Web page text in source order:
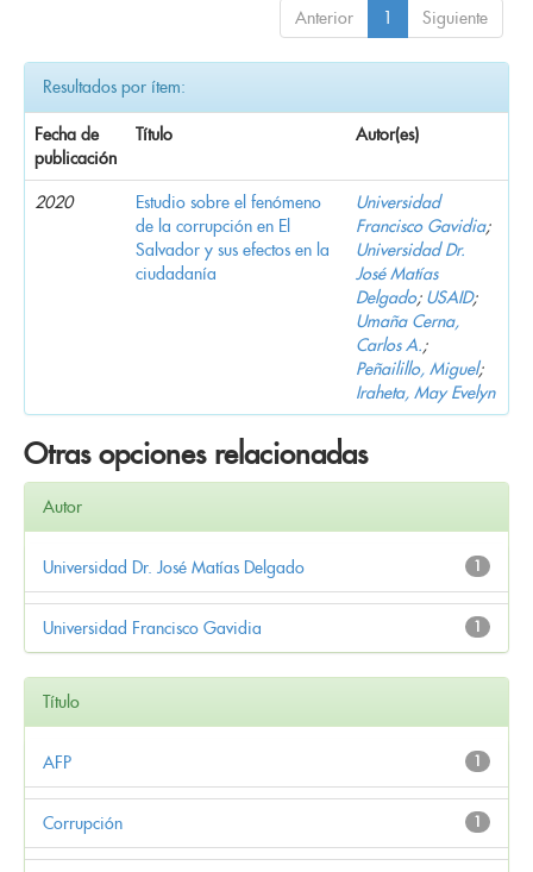
Anterior 1 Siguiente
Resultados por ítem:
Fecha de
publicación
Título Autor(es)
2020
Estudio sobre el fenómeno
de la corrupción en El
Salvador y sus efectos en la
ciudadanía
Universidad
Francisco Gavidia;
Universidad Dr.
José Matías
Delgado; USAID;
Umaña Cerna,
Carlos A.;
Peñailillo, Miguel;
Iraheta, May Evelyn
Otras opciones relacionadas
Autor
1
Universidad Dr. José Matías Delgado
1
Universidad Francisco Gavidia
Título
1
AFP
1
Corrupción